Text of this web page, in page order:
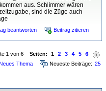
aus. Schlimmer wären
sind die Züge auch
beantworten Beitrag zitieren
1 von 6 Seiten: 1 2 3 4 5
6
Thema Neueste Beiträge: 25